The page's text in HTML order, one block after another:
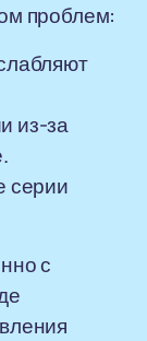
проблем:
из-за
серии
с